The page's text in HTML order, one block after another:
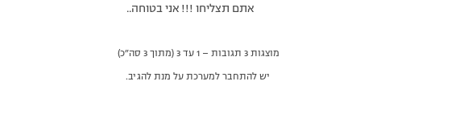
אתם תצליחו !!! אני בטוחה..
מוצגות 3 תגובות – 1 עד 3 (מתוך 3 סה״כ)
יש להתחבר למערכת על מנת להגיב.